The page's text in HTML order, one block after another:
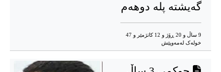
گەیشتە پلە دوهەم
9 ساڵ و 20 ڕۆژ و 12 کاتژمێر و 47
خوله‌ک له‌مه‌وپێش‌